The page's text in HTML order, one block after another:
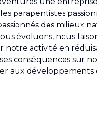
parapentistes
des milieux
évoluons, nous
notre activité en
conséquences sur
aux développements